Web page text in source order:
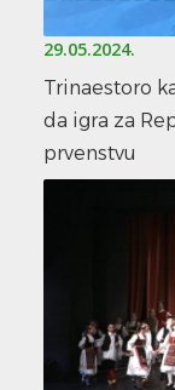
29.05.2024.
Trinaestoro
da igra za
prvenstvu